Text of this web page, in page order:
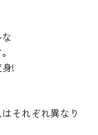
!
それぞれ異なり